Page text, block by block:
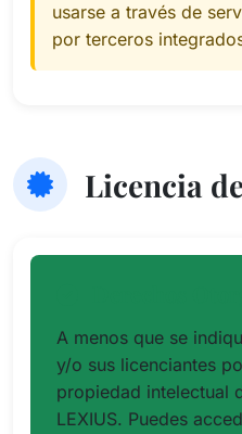
usarse a través de
por terceros
Licencia
A menos que se
y/o sus licenciantes
propiedad intelectual
LEXIUS. Puedes